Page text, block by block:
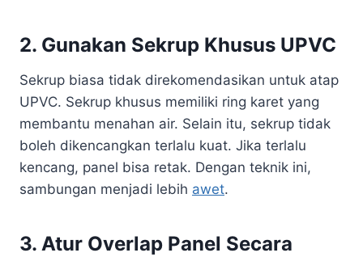
2. Gunakan Sekrup Khusus UPVC
Sekrup biasa tidak direkomendasikan untuk atap
UPVC. Sekrup khusus memiliki ring karet yang
membantu menahan air. Selain itu, sekrup tidak
boleh dikencangkan terlalu kuat. Jika terlalu
kencang, panel bisa retak. Dengan teknik ini,
sambungan menjadi lebih awet.
3. Atur Overlap Panel Secara